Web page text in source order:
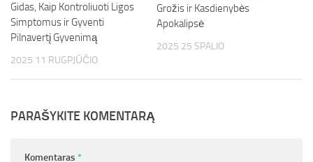
Gidas, Kaip Kontroliuoti Ligos
Simptomus ir Gyventi
Pilnavertį Gyvenimą
2025 11 RUGPJŪČIO
Grožis ir Kasdienybės
Apokalipsė
2025 25 SPALIO
PARAŠYKITE KOMENTARĄ
Komentaras *